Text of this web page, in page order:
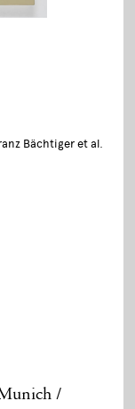
Bächtiger et al.
/